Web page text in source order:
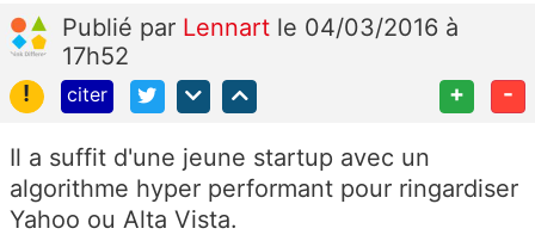
Publié par Lennart le 04/03/2016 à
17h52
!
citer + -
Il a suffit d'une jeune startup avec un
algorithme hyper performant pour ringardiser
Yahoo ou Alta Vista.